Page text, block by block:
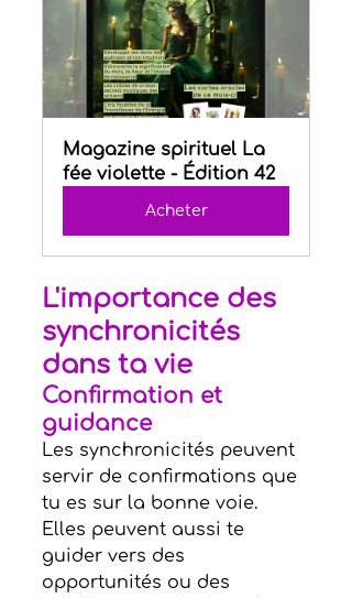
Magazine spirituel La
fée violette - Édition 42
Acheter
L'importance des
synchronicités
dans ta vie
Confirmation et
guidance
Les synchronicités peuvent
servir de confirmations que
tu es sur la bonne voie.
Elles peuvent aussi te
guider vers des
opportunités ou des